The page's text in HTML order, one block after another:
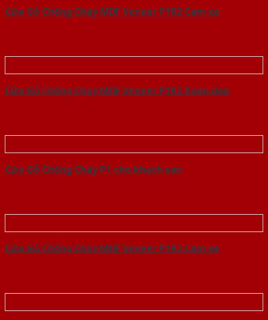
Cửa Gỗ Chống Cháy MDF Veneer P1R2 Cam xe
Cửa Gỗ Chống Cháy MDF Veneer P1R2 Xoan dao
Cửa Gỗ Chống Cháy P1 cho khach san
Cửa Gỗ Chống Cháy MDF Veneer P1R2 Cam xe